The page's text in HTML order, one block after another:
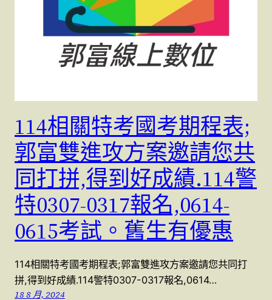
114相關特考國考期程表;
郭富雙進攻方案邀請您共
同打拼,得到好成績.114警
特0307-0317報名,0614-
0615考試。舊生有優惠
114相關特考國考期程表;郭富雙進攻方案邀請您共同打
拼,得到好成績.114警特0307-0317報名,0614…
18 8 月, 2024